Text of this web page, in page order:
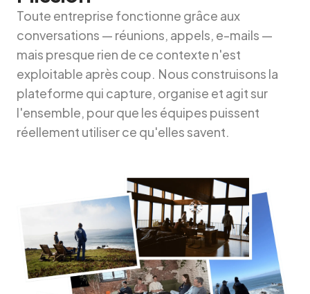
Toute entreprise fonctionne grâce aux
conversations — réunions, appels, e-mails —
mais presque rien de ce contexte n'est
exploitable après coup. Nous construisons la
plateforme qui capture, organise et agit sur
l'ensemble, pour que les équipes puissent
réellement utiliser ce qu'elles savent.